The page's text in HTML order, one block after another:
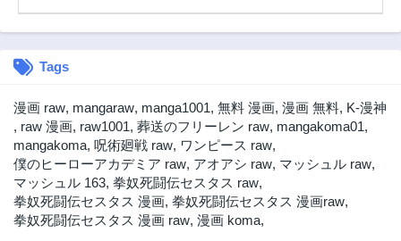
Tags
漫画 raw, mangaraw, manga1001, 無料 漫画, 漫画 無料, K-漫神
, raw 漫画, raw1001, 葬送のフリーレン raw, mangakoma01,
mangakoma, 呪術廻戦 raw, ワンピース raw,
僕のヒーローアカデミア raw, アオアシ raw, マッシュル raw,
マッシュル 163, 拳奴死闘伝セスタス raw,
拳奴死闘伝セスタス 漫画, 拳奴死闘伝セスタス 漫画raw,
拳奴死闘伝セスタス 漫画 raw, 漫画 koma,